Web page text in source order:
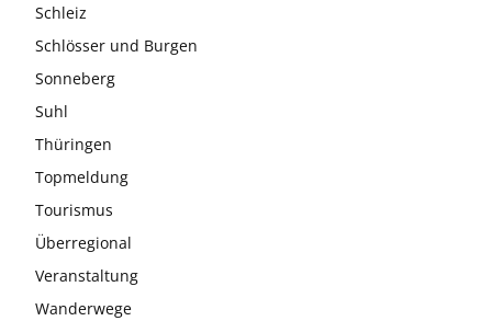
Schleiz
Schlösser und Burgen
Sonneberg
Suhl
Thüringen
Topmeldung
Tourismus
Überregional
Veranstaltung
Wanderwege